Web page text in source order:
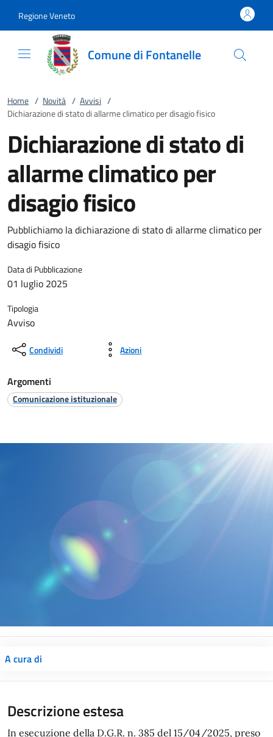
Regione Veneto
Comune di Fontanelle
Home / Novità / Avvisi /
Dichiarazione di stato di allarme climatico per disagio fisico
Dichiarazione di stato di
allarme climatico per
disagio fisico
Pubblichiamo la dichiarazione di stato di allarme climatico per
disagio fisico
Data di Pubblicazione
01 luglio 2025
Tipologia
Avviso
Condividi Azioni
Argomenti
Comunicazione istituzionale
A cura di
Descrizione estesa
In esecuzione della D.G.R. n. 385 del 15/04/2025, preso